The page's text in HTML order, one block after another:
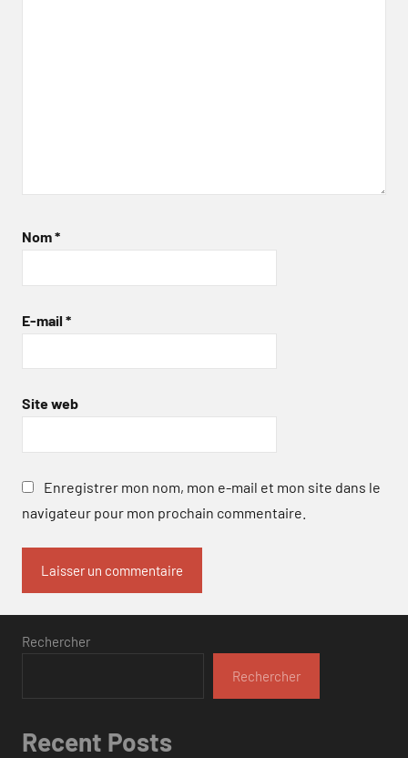
Nom*
E-mail *
Site web
Enregistrer mon nom, mon e-mail et mon site dans le
navigateur pour mon prochain commentaire.
Rechercher
Rechercher
Recent Posts